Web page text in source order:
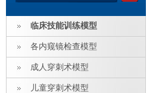
临床技能训练模型
各内窥镜检查模型
成人穿刺术模型
儿童穿刺术模型